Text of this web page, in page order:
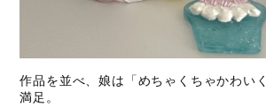
作品を並べ、娘は「めちゃくちゃかわい
満足。